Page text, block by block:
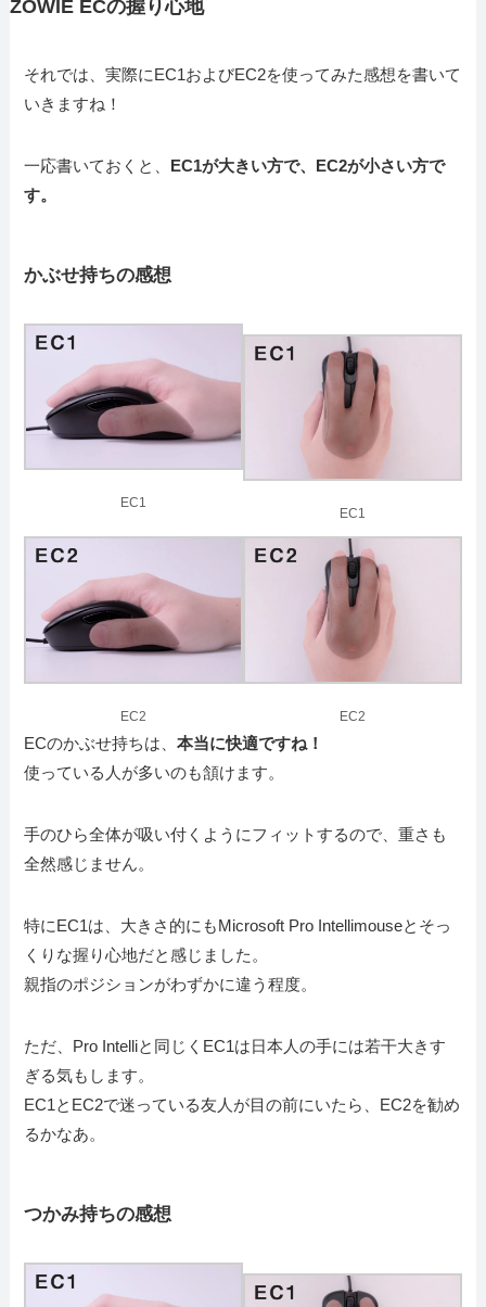
ZOWIE ECの握り心地
それでは、実際にEC1およびEC2を使ってみた感想を書いて
いきますね！
一応書いておくと、 EC1が大きい方で、EC2が小さい方で
す。
かぶせ持ちの感想
EC1
EC1
EC2 EC2
ECのかぶせ持ちは、本当に快適ですね！
使っている人が多いのも頷けます。
手のひら全体が吸い付くようにフィットするので、重さも
全然感じません。
特にEC1は、大きさ的にもMicrosoft Pro Intellimouseとそっ
くりな握り心地だと感じました。
親指のポジションがわずかに違う程度。
ただ、Pro Intelliと同じくEC1は日本人の手には若干大きす
ぎる気もします。
EC1とEC2で迷っている友人が目の前にいたら、EC2を勧め
るかなあ。
つかみ持ちの感想